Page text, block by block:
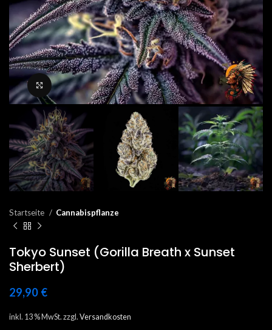
Click to enlarge
Startseite Cannabispflanze
Tokyo Sunset (Gorilla Breath x Sunset
Sherbert)
29,90 €
inkl. 13 % MwSt. zzgl. Versandkosten